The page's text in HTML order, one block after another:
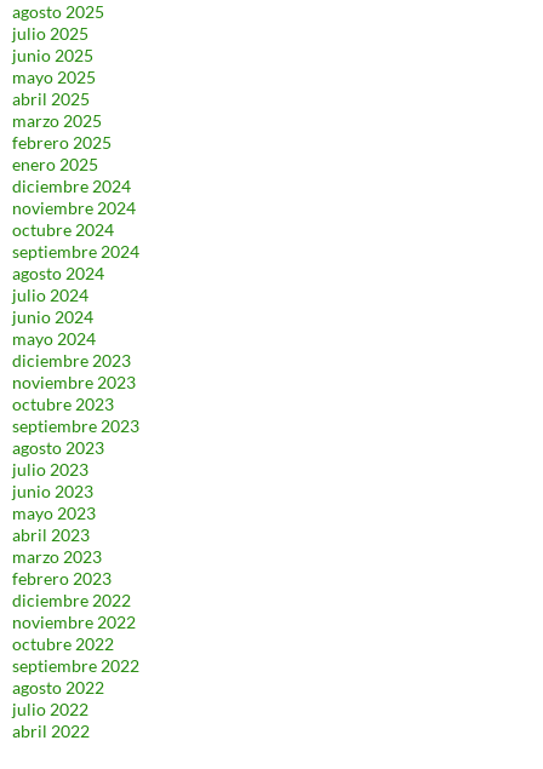
agosto 2025
julio 2025
junio 2025
mayo 2025
abril 2025
marzo 2025
febrero 2025
enero 2025
diciembre 2024
noviembre 2024
octubre 2024
septiembre 2024
agosto 2024
julio 2024
junio 2024
mayo 2024
diciembre 2023
noviembre 2023
octubre 2023
septiembre 2023
agosto 2023
julio 2023
junio 2023
mayo 2023
abril 2023
marzo 2023
febrero 2023
diciembre 2022
noviembre 2022
octubre 2022
septiembre 2022
agosto 2022
julio 2022
abril 2022